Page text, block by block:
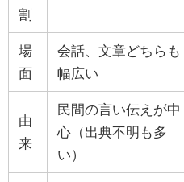
割
場
面
会話、文章どちらも
幅広い
由
来
民間の言い伝えが中
心（出典不明も多
い）